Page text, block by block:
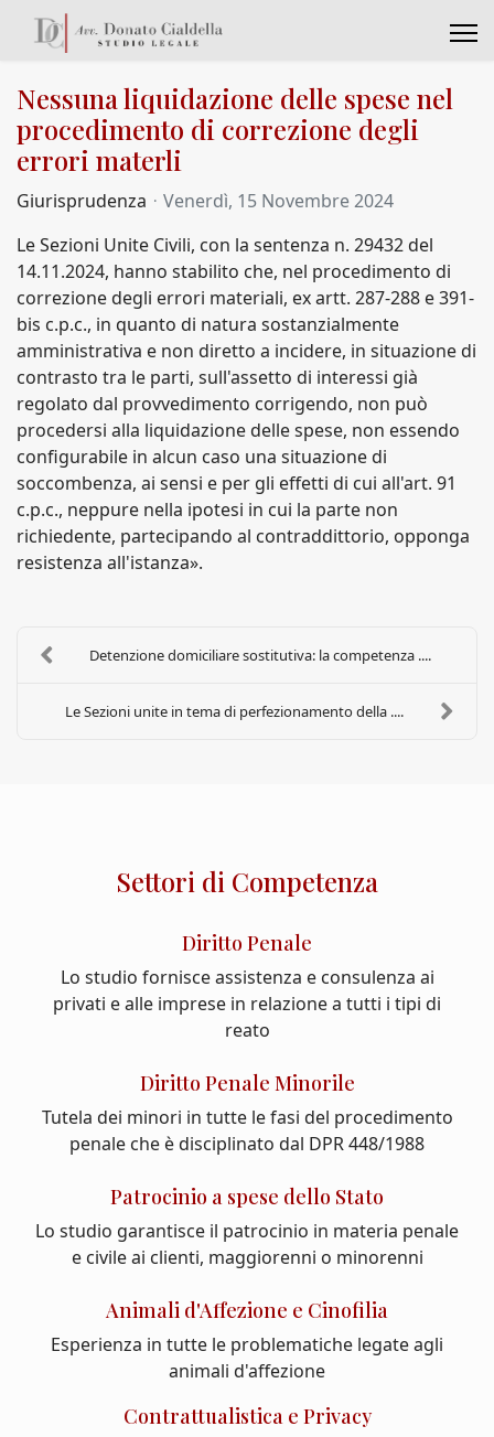
Nessuna liquidazione delle spese nel
procedimento di correzione degli
errori materli
Giurisprudenza
Venerdì, 15 Novembre 2024
Le Sezioni Unite Civili, con la sentenza n. 29432 del
14.11.2024, hanno stabilito che, nel procedimento di
correzione degli errori materiali, ex artt. 287-288 e 391-
bis c.p.c., in quanto di natura sostanzialmente
amministrativa e non diretto a incidere, in situazione di
contrasto tra le parti, sull'assetto di interessi già
regolato dal provvedimento corrigendo, non può
procedersi alla liquidazione delle spese, non essendo
configurabile in alcun caso una situazione di
soccombenza, ai sensi e per gli effetti di cui all'art. 91
c.p.c., neppure nella ipotesi in cui la parte non
richiedente, partecipando al contraddittorio, opponga
resistenza all'istanza».
Detenzione domiciliare sostitutiva: la competenza ....
Le Sezioni unite in tema di perfezionamento della ....
Settori di Competenza
Diritto Penale
Lo studio fornisce assistenza e consulenza ai
privati e alle imprese in relazione a tutti i tipi di
reato
Diritto Penale Minorile
Tutela dei minori in tutte le fasi del procedimento
penale che è disciplinato dal DPR 448/1988
Patrocinio a spese dello Stato
Lo studio garantisce il patrocinio in materia penale
e civile ai clienti, maggiorenni o minorenni
Animali d'Affezione e Cinofilia
Esperienza in tutte le problematiche legate agli
animali d'affezione
Contrattualistica e Privacy